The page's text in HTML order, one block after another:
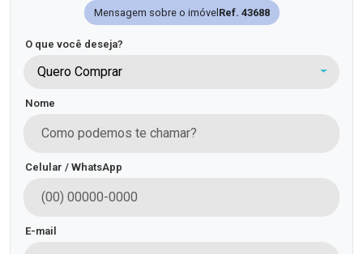
Mensagem sobre o imóvelRef. 43688
O que você deseja?
Quero Comprar
Nome
Celular / WhatsApp
E-mail